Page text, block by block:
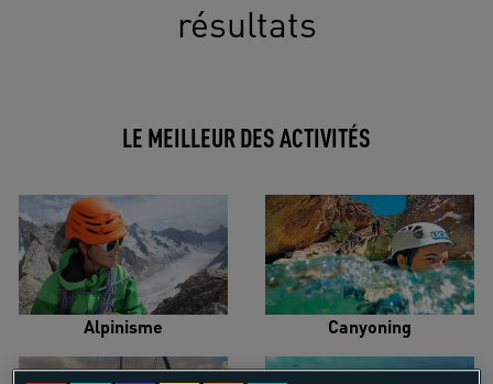
résultats
LE MEILLEUR DES ACTIVITÉS
Alpinisme Canyoning